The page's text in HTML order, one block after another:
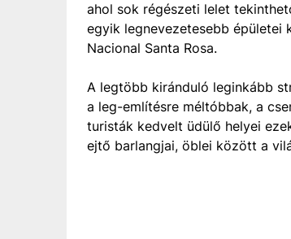
ahol sok régészeti lelet
egyik legnevezetesebb épületei
Nacional Santa Rosa.
A legtöbb kiránduló leginkább
a leg-említésre méltóbbak, a
turisták kedvelt üdülő helyei
ejtő barlangjai, öblei között a